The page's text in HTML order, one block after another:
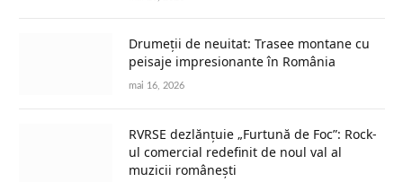
Drumeții de neuitat: Trasee montane cu
peisaje impresionante în România
mai 16, 2026
RVRSE dezlănțuie „Furtună de Foc”: Rock-
ul comercial redefinit de noul val al
muzicii românești